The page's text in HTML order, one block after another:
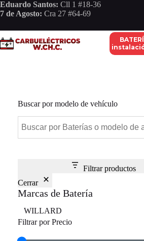
Saltar
al
Eduardo Santos: Cll 1 #18-36
7 de Agosto: Cra 27 #64-69
Buscar por modelo de vehículo
Filtrar productos
Cerrar
Marcas de Batería
Marca
WILLARD
Filtrar por Precio